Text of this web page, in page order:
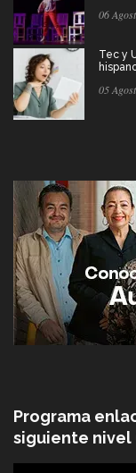
06
Tec y
05
Programa
siguiente nivel